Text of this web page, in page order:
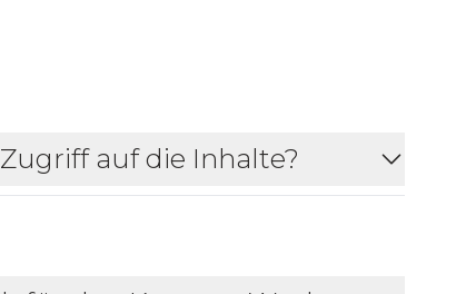
auf die Inhalte?